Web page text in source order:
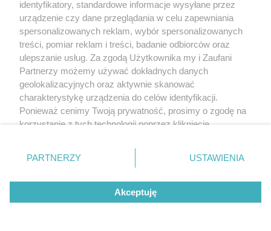
identyfikatory, standardowe informacje wysyłane przez
urządzenie czy dane przeglądania w celu zapewniania
spersonalizowanych reklam, wybór spersonalizowanych
treści, pomiar reklam i treści, badanie odbiorców oraz
ulepszanie usług. Za zgodą Użytkownika my i Zaufani
Partnerzy możemy używać dokładnych danych
geolokalizacyjnych oraz aktywnie skanować
charakterystykę urządzenia do celów identyfikacji.
Ponieważ cenimy Twoją prywatność, prosimy o zgodę na
korzystanie z tych technologii poprzez kliknięcie
zmienić/wycofać klikając przycisk ustawień prywatności
znajdujący się w lewym dolnym rogu strony
rodzaje przetwarzania danych nie wymagają zgody
użytkownika, ale masz prawo sprzeciwić się takiemu
przetwarzaniu. Preferencje będą miały zastosowanie tylko
PARTNERZY USTAWIENIA
Akceptuję